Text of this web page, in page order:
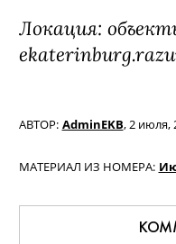
Локация:
АВТОР: AdminEKB,2 июля,
МАТЕРИАЛ ИЗ НОМЕРА: